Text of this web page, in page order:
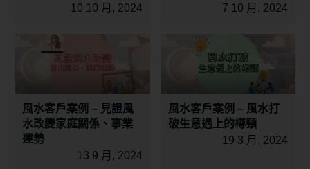
10 10 月, 2024
7 10 月, 2024
風水客戶案例 – 見證風
水改變家庭關係、事業
運勢
13 9 月, 2024
風水客戶案例 – 風水打
破生意遇上的樽頸
19 3 月, 2024